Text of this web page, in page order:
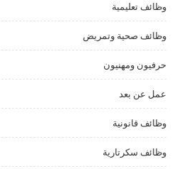
وظائف تعليمية
وظائف صحية وتمريض
حرفيون ومهنيون
عمل عن بعد
وظائف قانونية
وظائف سكرتارية